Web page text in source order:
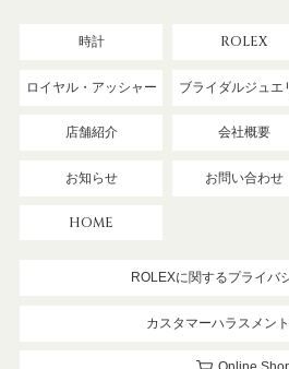
時計 ROLEX
ロイヤル・アッシャー ブライダルジュエ
店舗紹介 会社概要
お知らせ お問い合わせ
HOME
ROLEXに関するプライバ
カスタマーハラスメン